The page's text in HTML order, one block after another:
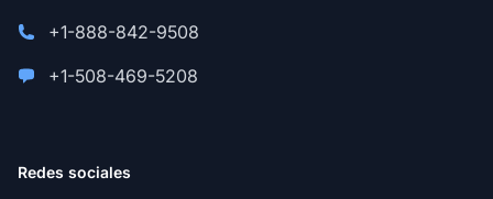
+1-888-842-9508
+1-508-469-5208
Redes sociales